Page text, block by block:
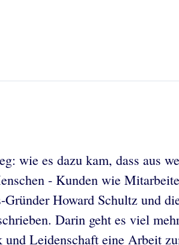
wie es dazu kam, dass aus
- Kunden wie
Howard Schultz und
Darin geht es viel
und Leidenschaft eine Arbeit